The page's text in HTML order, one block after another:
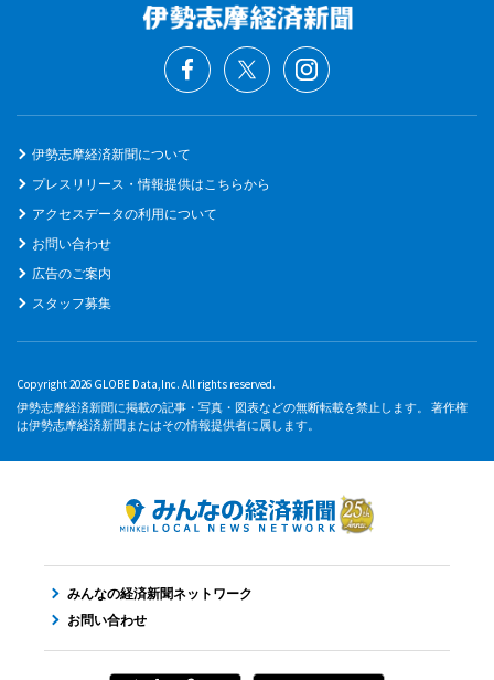
伊勢志摩経済新聞について
プレスリリース・情報提供はこちらから
アクセスデータの利用について
お問い合わせ
広告のご案内
スタッフ募集
Copyright 2026 GLOBE Data,Inc. All rights reserved.
伊勢志摩経済新聞に掲載の記事・写真・図表などの無断転載を禁止します。 著作権
は伊勢志摩経済新聞またはその情報提供者に属します。
みんなの経済新聞ネットワーク
お問い合わせ